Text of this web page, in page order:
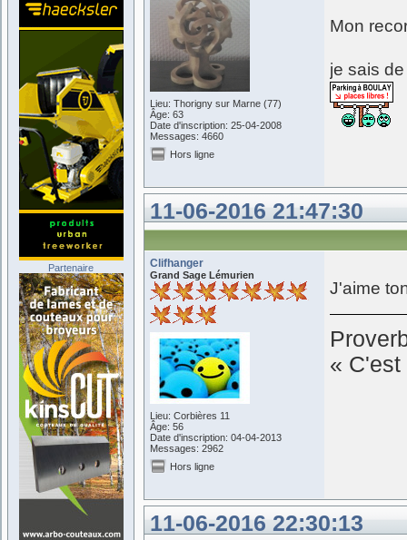
Lieu: Thorigny sur Marne (77)
Âge: 63
Date d'inscription: 25-04-2008
Messages: 4660
Mon
je sais
Hors ligne
11-06-2016 21:47:30
Clifhanger
Grand Sage Lémurien
Lieu: Corbières 11
Âge: 56
Date d'inscription: 04-04-2013
Messages: 2962
J'aime
«
Hors ligne
11-06-2016 22:30:13
Partenaire